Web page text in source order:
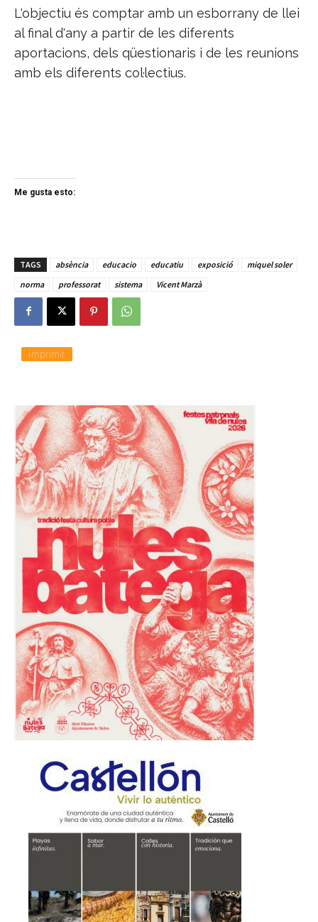
L'objectiu és comptar amb un esborrany de llei
al final d'any a partir de les diferents
aportacions, dels qüestionaris i de les reunions
amb els diferents col·lectius.
Me gusta esto:
TAGS absència educacio educatiu exposició
miquel soler
norma
professorat sistema Vicent Marzà
Imprimir